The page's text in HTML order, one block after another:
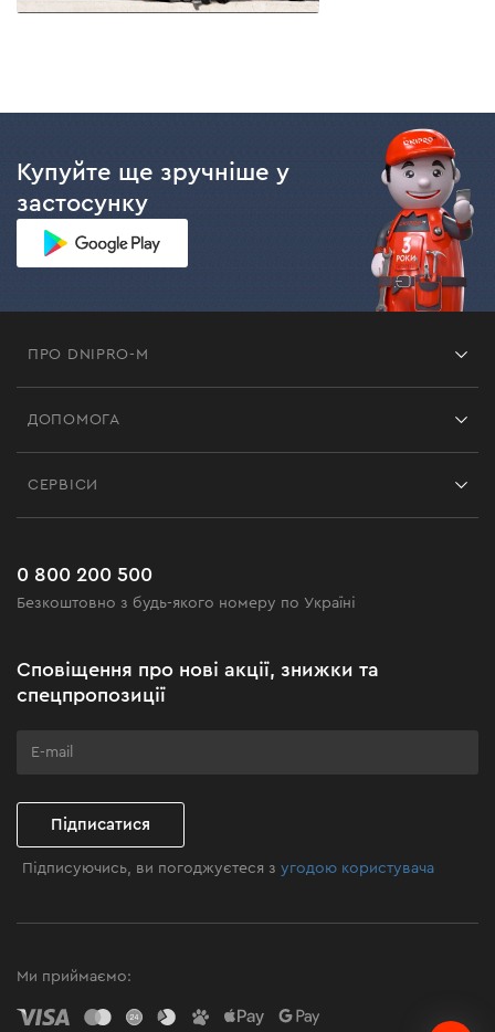
Купуйте ще зручніше у
застосунку
ПРО DNIPRO-M
Чорна п'ятниця
Клуб майстерності
ДОПОМОГА
Поширені запитання
СЕРВІСИ
0 800 200 500
Безкоштовно з будь-якого номеру по Україні
Сповіщення про нові акції, знижки та
спецпропозиції
Підписатися
Підписуючись, ви погоджуєтеся зугодою користувача
Ми приймаємо: